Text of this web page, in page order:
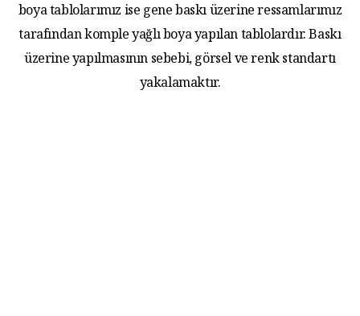
boya tablolarımız ise gene baskı üzerine ressamlarımız
tarafından komple yağlı boya yapılan tablolardır. Baskı
üzerine yapılmasının sebebi, görsel ve renk standartı
yakalamaktır.